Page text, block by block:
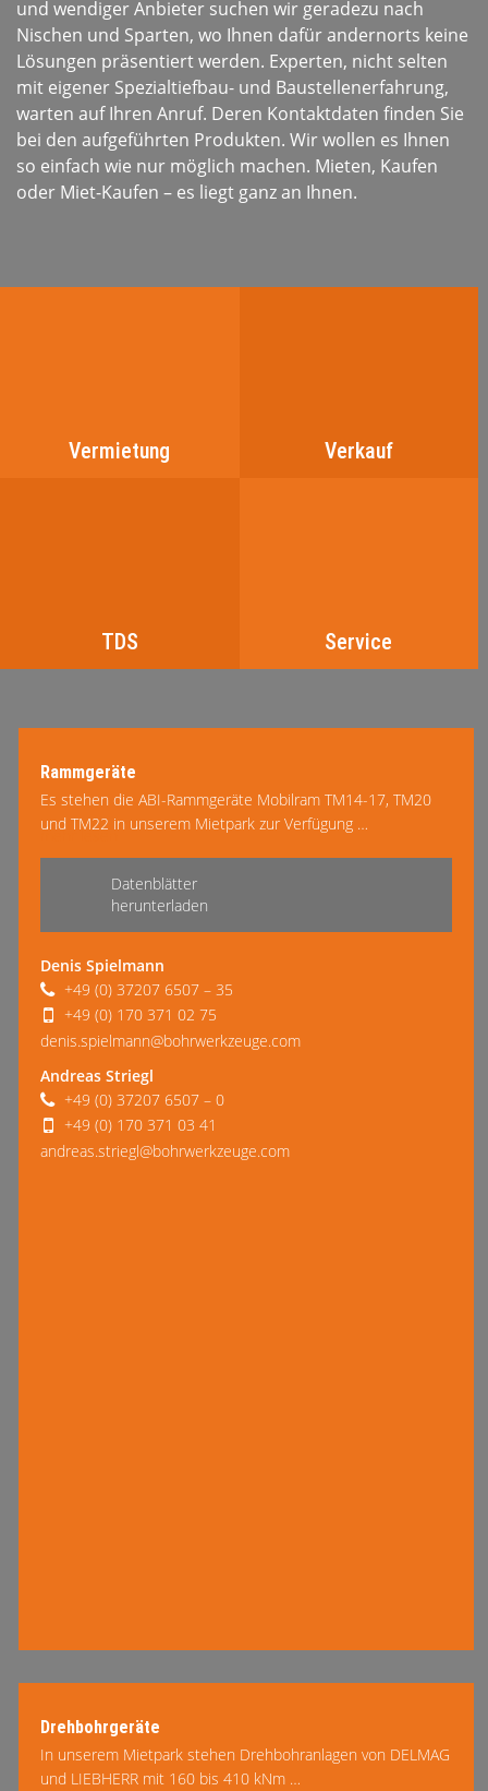
und wendiger Anbieter suchen wir geradezu nach
Nischen und Sparten, wo Ihnen dafür andernorts keine
Lösungen präsentiert werden. Experten, nicht selten
mit eigener Spezialtiefbau- und Baustellenerfahrung,
warten auf Ihren Anruf. Deren Kontaktdaten finden Sie
bei den aufgeführten Produkten. Wir wollen es Ihnen
so einfach wie nur möglich machen. Mieten, Kaufen
oder Miet-Kaufen – es liegt ganz an Ihnen.
Vermietung Verkauf
TDS Service
Rammgeräte
Es stehen die ABI-Rammgeräte Mobilram TM14-17, TM20
und TM22 in unserem Mietpark zur Verfügung …
mehr lesen
Datenblätter
herunterladen
Denis Spielmann
+49 (0) 37207 6507 – 35
+49 (0) 170 371 02 75
denis.spielmann@bohrwerkzeuge.com
Andreas Striegl
+49 (0) 37207 6507 – 0
+49 (0) 170 371 03 41
andreas.striegl@bohrwerkzeuge.com
Drehbohrgeräte
In unserem Mietpark stehen Drehbohranlagen von DELMAG
und LIEBHERR mit 160 bis 410 kNm …